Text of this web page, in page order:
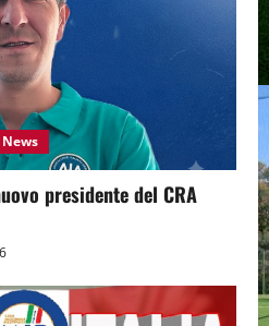
presidente del CRA